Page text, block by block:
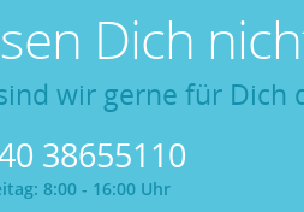
Dich
wir gerne für Dich
38655110
8:00 - 16:00 Uhr